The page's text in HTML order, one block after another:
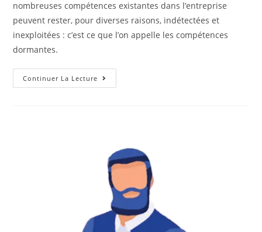
nombreuses compétences existantes dans l’entreprise
peuvent rester, pour diverses raisons, indétectées et
inexploitées : c’est ce que l’on appelle les compétences
dormantes.
Continuer La Lecture